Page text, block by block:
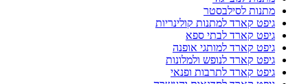
מתנות לסילבסטר
גיפט קארד למתנות קולינריות
גיפט קארד לבתי ספא
גיפט קארד למותגי אופנה
גיפט קארד לנופש ולמלונות
גיפט קארד לתרבות ופנאי